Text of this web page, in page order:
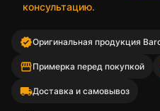
консультацию.
verifiedОригинальная продукция
storefrontПримерка перед покупкой
local_shippingДоставка и самовывоз